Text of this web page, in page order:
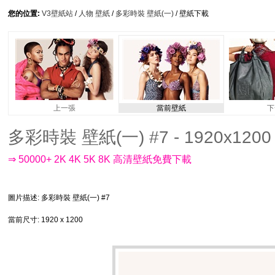
您的位置: V3壁紙站 / 人物 壁紙 / 多彩時裝 壁紙(一) / 壁紙下載
上一張 當前壁紙
多彩時裝 壁紙(一) #7 - 1920x1200
⇒ 50000+ 2K 4K 5K 8K 高清壁紙免費下載
圖片描述: 多彩時裝 壁紙(一) #7
當前尺寸: 1920 x 1200